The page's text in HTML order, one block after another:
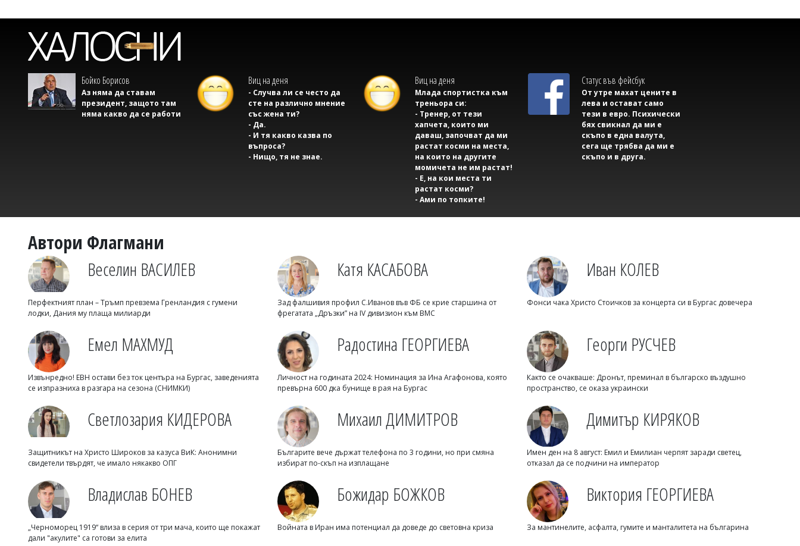
Светлозария КИДЕРОВА
Шок на Крит: Турист попитал колко
Михаил ДИМИТРОВ
Дете е сред жертвите на нощните
Бойко Борисов
Аз няма да ставам
президент, защото там
няма какво да се работи
Виц на деня
- Случва ли се често да
сте на различно мнение
със жена ти?
- Да.
- И тя какво казва по
въпроса?
- Нищо, тя не знае.
Виц на деня
Млада спортистка към
треньора си:
- Тренер, от тези
хапчета, които ми
даваш, започват да ми
растат косми на места,
на които на другите
момичета не им растат!
- Е, на кои места ти
растат косми?
- Ами по топките!
Статус във фейсбук
От утре махат цените в
лева и остават само
тези в евро. Психически
бях свикнал да ми е
скъпо в една валута,
сега ще трябва да ми е
скъпо и в друга.
Автори Флагмани
Веселин ВАСИЛЕВ
Перфектният план – Тръмп превзема Гренландия с гумени
лодки, Дания му плаща милиарди
Катя КАСАБОВА
Зад фалшивия профил С.Иванов във ФБ се крие старшина от
фрегатата „Дръзки” на IV дивизион към ВМС
Иван КОЛЕВ
Фонси чака Христо Стоичков за концерта си в Бургас довечера
Емел МАХМУД
Извънредно! ЕВН остави без ток центъра на Бургас, заведенията
се изпразниха в разгара на сезона (СНИМКИ)
Радостина ГЕОРГИЕВА
Личност на годината 2024: Номинация за Ина Агафонова, която
превърна 600 дка бунище в рая на Бургас
Георги РУСЧЕВ
Както се очакваше: Дронът, преминал в българско въздушно
пространство, се оказа украински
Светлозария КИДЕРОВА
Защитникът на Христо Широков за казуса ВиК: Анонимни
свидетели твърдят, че имало някакво ОПГ
Михаил ДИМИТРОВ
Българите вече държат телефона по 3 години, но при смяна
избират по-скъп на изплащане
Димитър КИРЯКОВ
Имен ден на 8 август: Емил и Емилиан черпят заради светец,
отказал да се подчини на император
Владислав БОНЕВ
„Черноморец 1919“ влиза в серия от три мача, които ще покажат
дали "акулите" са готови за елита
Божидар БОЖКОВ
Войната в Иран има потенциал да доведе до световна криза
Виктория ГЕОРГИЕВА
За мантинелите, асфалта, гумите и манталитета на българина